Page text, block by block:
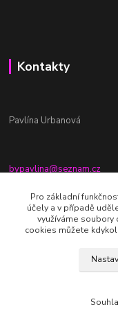
Kontakty
Pavlína Urbanová
bypavlina@seznam.cz
+420774917196
Fb stránka - By pavlina
Pro základní
účely a v případě
využíváme soubory
cookies můžete